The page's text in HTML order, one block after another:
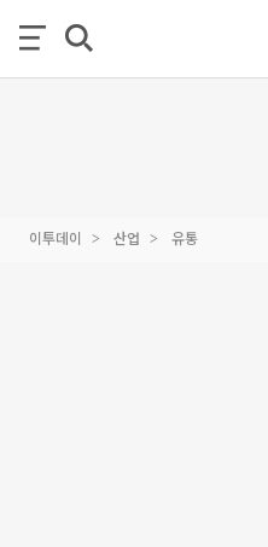
이투데이 산업 유통